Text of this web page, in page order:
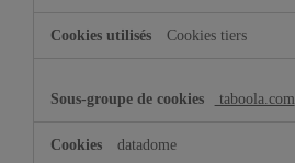
Cookies tiers
taboola.com
datadome